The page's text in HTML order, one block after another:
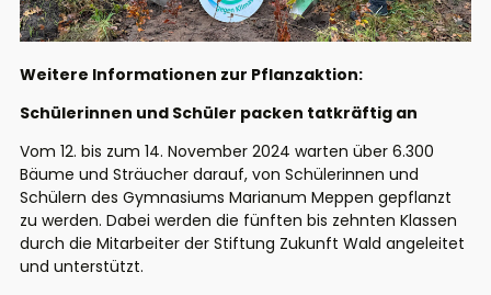
Weitere Informationen zur Pflanzaktion:
Schülerinnen und Schüler packen tatkräftig an
Vom 12. bis zum 14. November 2024 warten über 6.300
Bäume und Sträucher darauf, von Schülerinnen und
Schülern des Gymnasiums Marianum Meppen gepflanzt
zu werden. Dabei werden die fünften bis zehnten Klassen
durch die Mitarbeiter der Stiftung Zukunft Wald angeleitet
und unterstützt.